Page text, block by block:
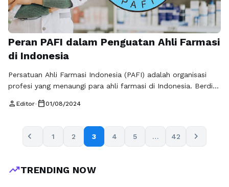
Peran PAFI dalam Penguatan Ahli Farmasi
di Indonesia
Persatuan Ahli Farmasi Indonesia (PAFI) adalah organisasi
profesi yang menaungi para ahli farmasi di Indonesia. Berdiri
dalam pengembangan dunia farmasi di Indonesia. Organisasi
pelayanan farmasi, memajukan ilmu pengetahuan dan
teknologi di bidang farmasi, serta melindungi kepentingan
person Editor• calendar_today01/08/2024
chevron_left 1 2 3 4 5 … 42 chevron_right
trending_upTRENDING NOW